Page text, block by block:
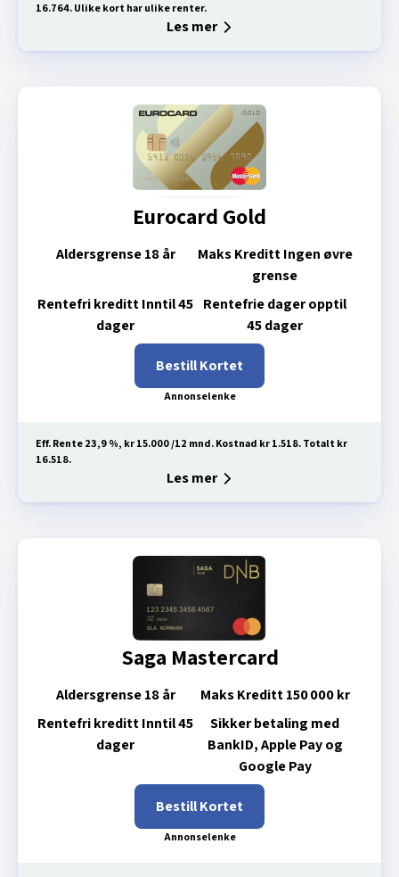
16.764. Ulike kort har ulike renter.
Les mer
Eurocard Gold
Aldersgrense18 år Maks KredittIngen øvre
grense
Rentefri kredittInntil 45
dager
Rentefrie dager opptil
45 dager
Bestill Kortet
Eff. Rente 23,9 %, kr 15.000 /12 mnd. Kostnad kr 1.518. Totalt kr
16.518.
Les mer
Saga Mastercard
Aldersgrense18 år Maks Kreditt150 000 kr
Rentefri kredittInntil 45
dager
Sikker betaling med
BankID, Apple Pay og
Google Pay
Bestill Kortet